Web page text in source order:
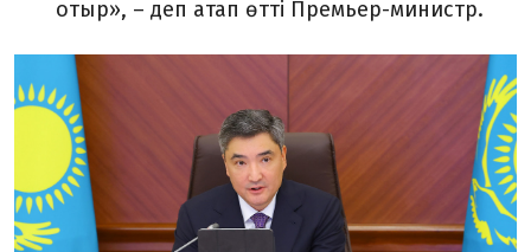
отыр», – деп атап өтті Премьер-министр.